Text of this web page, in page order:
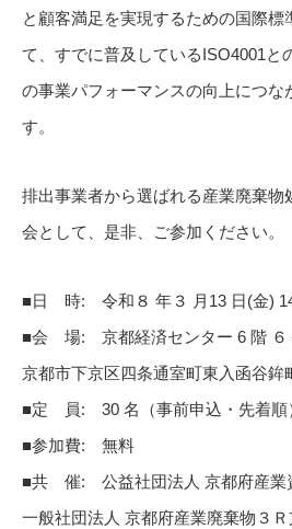
と顧客満足を実現するための国際標
て、すでに普及しているISO4001と
の事業パフォーマンスの向上につな
す。
排出事業者から選ばれる産業廃棄物
会として、是非、ご参加ください。
■日 時: 令和８ 年３ 月13 日(金)
■会 場: 京都経済センター 6 階 ６
京都市下京区四条通室町東入函谷鉾
■定 員: 30 名（事前申込・先着順
■参加費: 無料
■共 催: 公益社団法人 京都府産業
一般社団法人 京都府産業廃棄物３